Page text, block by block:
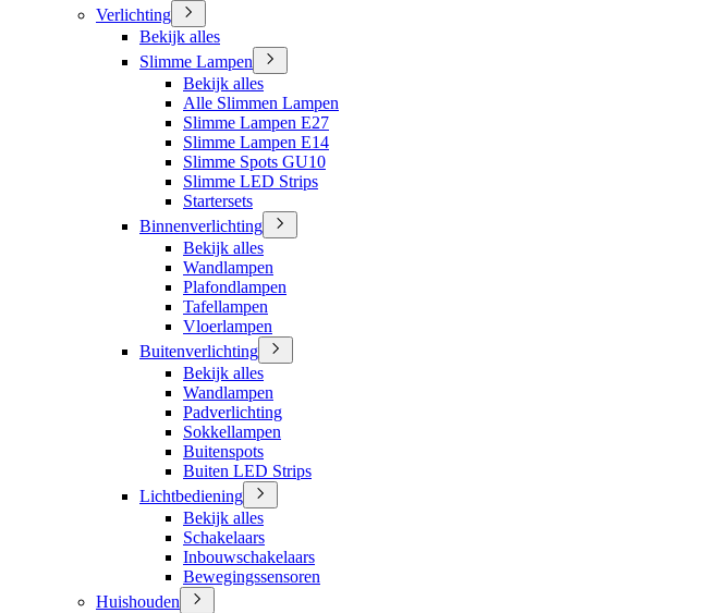
Verlichting
Bekijk alles
Slimme Lampen
Bekijk alles
Alle Slimmen Lampen
Slimme Lampen E27
Slimme Lampen E14
Slimme Spots GU10
Slimme LED Strips
Startersets
Binnenverlichting
Bekijk alles
Wandlampen
Plafondlampen
Tafellampen
Vloerlampen
Buitenverlichting
Bekijk alles
Wandlampen
Padverlichting
Sokkellampen
Buitenspots
Buiten LED Strips
Lichtbediening
Bekijk alles
Schakelaars
Inbouwschakelaars
Bewegingssensoren
Huishouden